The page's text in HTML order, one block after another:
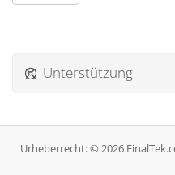
Unterstützung
Urheberrecht: © 2026